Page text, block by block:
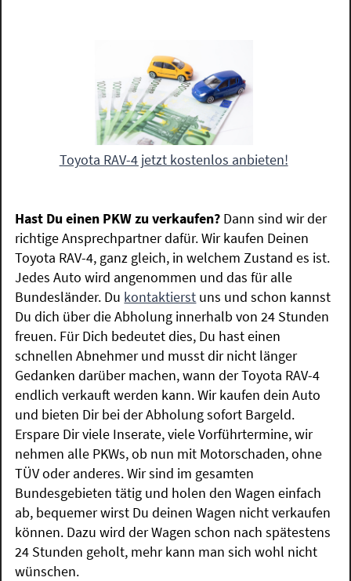
Toyota RAV-4 jetzt kostenlos anbieten!
Hast Du einen PKW zu verkaufen? Dann sind wir der
richtige Ansprechpartner dafür. Wir kaufen Deinen
Toyota RAV-4, ganz gleich, in welchem Zustand es ist.
Jedes Auto wird angenommen und das für alle
Bundesländer. Du kontaktierst uns und schon kannst
Du dich über die Abholung innerhalb von 24 Stunden
freuen. Für Dich bedeutet dies, Du hast einen
schnellen Abnehmer und musst dir nicht länger
Gedanken darüber machen, wann der Toyota RAV-4
endlich verkauft werden kann. Wir kaufen dein Auto
und bieten Dir bei der Abholung sofort Bargeld.
Erspare Dir viele Inserate, viele Vorführtermine, wir
nehmen alle PKWs, ob nun mit Motorschaden, ohne
TÜV oder anderes. Wir sind im gesamten
Bundesgebieten tätig und holen den Wagen einfach
ab, bequemer wirst Du deinen Wagen nicht verkaufen
können. Dazu wird der Wagen schon nach spätestens
24 Stunden geholt, mehr kann man sich wohl nicht
wünschen.